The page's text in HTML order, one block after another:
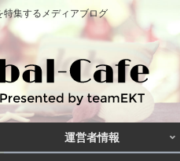
集するメディアブログ
運営者情報